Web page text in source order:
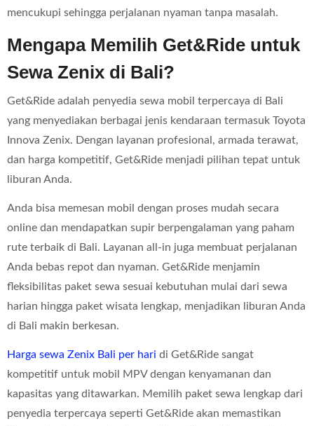
mencukupi sehingga perjalanan nyaman tanpa masalah.
Mengapa Memilih Get&Ride untuk
Sewa Zenix di Bali?
Get&Ride adalah penyedia sewa mobil terpercaya di Bali
yang menyediakan berbagai jenis kendaraan termasuk Toyota
Innova Zenix. Dengan layanan profesional, armada terawat,
dan harga kompetitif, Get&Ride menjadi pilihan tepat untuk
liburan Anda.
Anda bisa memesan mobil dengan proses mudah secara
online dan mendapatkan supir berpengalaman yang paham
rute terbaik di Bali. Layanan all-in juga membuat perjalanan
Anda bebas repot dan nyaman. Get&Ride menjamin
fleksibilitas paket sewa sesuai kebutuhan mulai dari sewa
harian hingga paket wisata lengkap, menjadikan liburan Anda
di Bali makin berkesan.
Harga sewa Zenix Bali per hari di Get&Ride sangat
kompetitif untuk mobil MPV dengan kenyamanan dan
kapasitas yang ditawarkan. Memilih paket sewa lengkap dari
penyedia terpercaya seperti Get&Ride akan memastikan